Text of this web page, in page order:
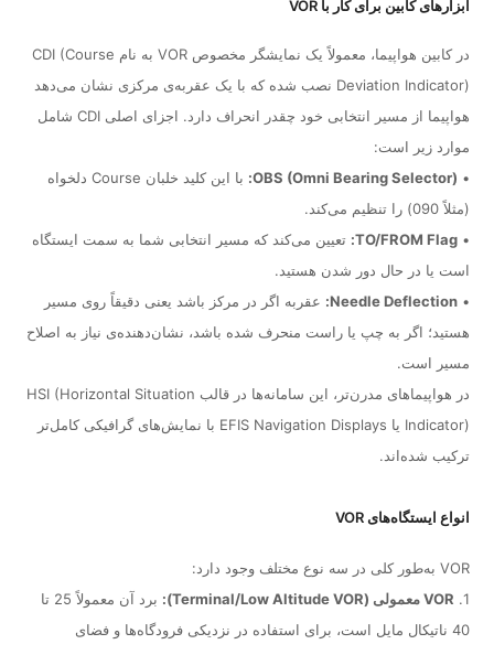
ابزارهای کابین برای کار با VOR
در کابین هواپیما، معمولاً یک نمایشگر مخصوص VOR به نام CDI (Course
Deviation Indicator) نصب شده که با یک عقربه‌ی مرکزی نشان می‌دهد
هواپیما از مسیر انتخابی خود چقدر انحراف دارد. اجزای اصلی CDI شامل
موارد زیر است:
•
OBS (Omni Bearing Selector):
با این کلید خلبان Course دلخواه
(مثلاً 090) را تنظیم می‌کند.
•
TO/FROM Flag: تعیین می‌کند که مسیر انتخابی شما به سمت ایستگاه
است یا در حال دور شدن هستید.
•
Needle Deflection: عقربه اگر در مرکز باشد یعنی دقیقاً روی مسیر
هستید؛ اگر به چپ یا راست منحرف شده باشد، نشان‌دهنده‌ی نیاز به اصلاح
مسیر است.
در هواپیماهای مدرن‌تر، این سامانه‌ها در قالب HSI (Horizontal Situation
Indicator) یا EFIS Navigation Displays با نمایش‌های گرافیکی کامل‌تر
ترکیب شده‌اند.
انواع ایستگاه‌های VOR
VOR به‌طور کلی در سه نوع مختلف وجود دارد:
1. VOR معمولی (Terminal/Low Altitude VOR):
برد آن معمولاً 25 تا
40 ناتیکال مایل است، برای استفاده در نزدیکی فرودگاه‌ها و فضای